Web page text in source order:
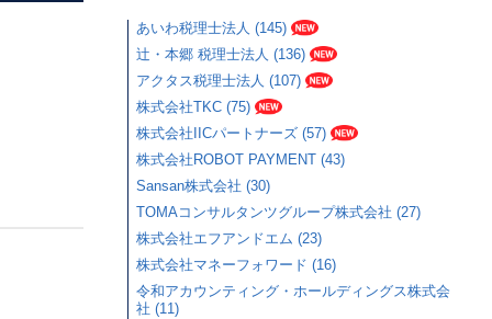
あいわ税理士法人 (145)
辻・本郷 税理士法人 (136)
アクタス税理士法人 (107)
株式会社TKC (75)
株式会社IICパートナーズ (57)
株式会社ROBOT PAYMENT (43)
Sansan株式会社 (30)
TOMAコンサルタンツグループ株式会社 (27)
株式会社エフアンドエム (23)
株式会社マネーフォワード (16)
令和アカウンティング・ホールディングス株式会
社 (11)